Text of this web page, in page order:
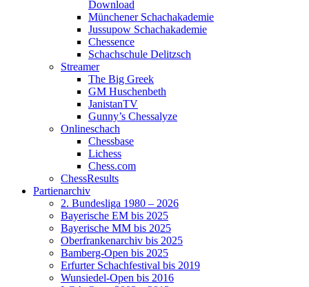
Download
Münchener Schachakademie
Jussupow Schachakademie
Chessence
Schachschule Delitzsch
Streamer
The Big Greek
GM Huschenbeth
JanistanTV
Gunny’s Chessalyze
Onlineschach
Chessbase
Lichess
Chess.com
ChessResults
Partienarchiv
2. Bundesliga 1980 – 2026
Bayerische EM bis 2025
Bayerische MM bis 2025
Oberfrankenarchiv bis 2025
Bamberg-Open bis 2025
Erfurter Schachfestival bis 2019
Wunsiedel-Open bis 2016